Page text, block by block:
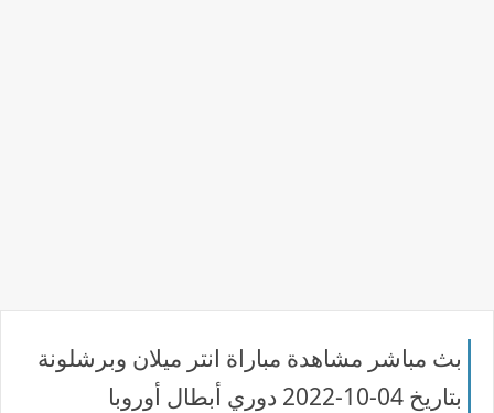
بث مباشر مشاهدة مباراة انتر ميلان وبرشلونة
بتاريخ 04-10-2022 دوري أبطال أوروبا